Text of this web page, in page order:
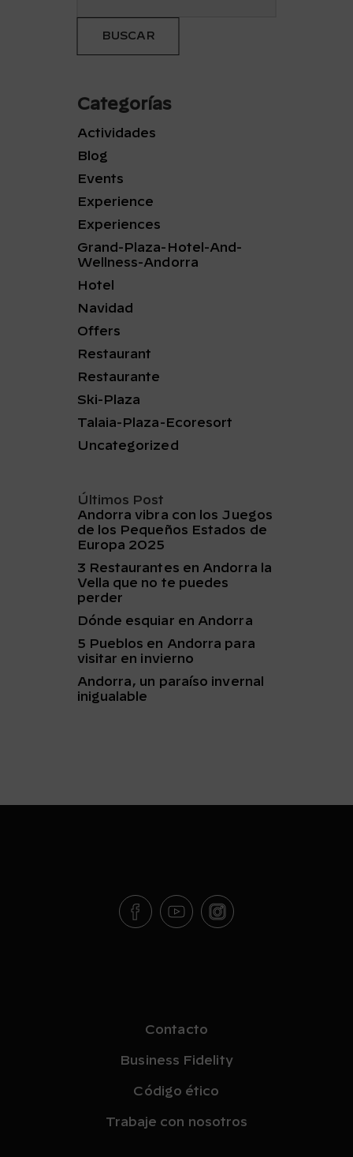
Categorías
Actividades
Blog
Events
Experience
Experiences
Grand-Plaza-Hotel-And-
Wellness-Andorra
Hotel
Navidad
Offers
Restaurant
Restaurante
Ski-Plaza
Talaia-Plaza-Ecoresort
Uncategorized
Últimos Post
Andorra vibra con los Juegos
de los Pequeños Estados de
Europa 2025
3 Restaurantes en Andorra la
Vella que no te puedes
perder
Dónde esquiar en Andorra
5 Pueblos en Andorra para
visitar en invierno
Andorra, un paraíso invernal
inigualable
Contacto
Business Fidelity
Código ético
Trabaje con nosotros